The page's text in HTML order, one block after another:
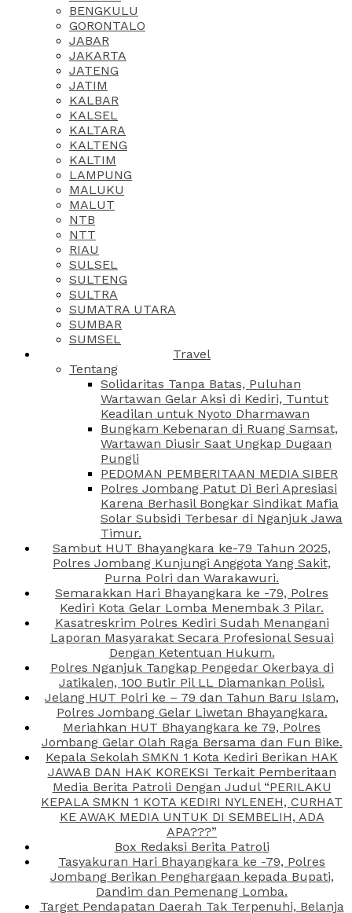
BENGKULU
GORONTALO
JABAR
JAKARTA
JATENG
JATIM
KALBAR
KALSEL
KALTARA
KALTENG
KALTIM
LAMPUNG
MALUKU
MALUT
NTB
NTT
RIAU
SULSEL
SULTENG
SULTRA
SUMATRA UTARA
SUMBAR
SUMSEL
Travel
Tentang
Solidaritas Tanpa Batas, Puluhan
Wartawan Gelar Aksi di Kediri, Tuntut
Keadilan untuk Nyoto Dharmawan
Bungkam Kebenaran di Ruang Samsat,
Wartawan Diusir Saat Ungkap Dugaan
Pungli
PEDOMAN PEMBERITAAN MEDIA SIBER
Polres Jombang Patut Di Beri Apresiasi
Karena Berhasil Bongkar Sindikat Mafia
Solar Subsidi Terbesar di Nganjuk Jawa
Timur.
Sambut HUT Bhayangkara ke-79 Tahun 2025,
Polres Jombang Kunjungi Anggota Yang Sakit,
Purna Polri dan Warakawuri.
Semarakkan Hari Bhayangkara ke -79, Polres
Kediri Kota Gelar Lomba Menembak 3 Pilar.
Kasatreskrim Polres Kediri Sudah Menangani
Laporan Masyarakat Secara Profesional Sesuai
Dengan Ketentuan Hukum.
Polres Nganjuk Tangkap Pengedar Okerbaya di
Jatikalen, 100 Butir Pil LL Diamankan Polisi.
Jelang HUT Polri ke – 79 dan Tahun Baru Islam,
Polres Jombang Gelar Liwetan Bhayangkara.
Meriahkan HUT Bhayangkara ke 79, Polres
Jombang Gelar Olah Raga Bersama dan Fun Bike.
Kepala Sekolah SMKN 1 Kota Kediri Berikan HAK
JAWAB DAN HAK KOREKSI Terkait Pemberitaan
Media Berita Patroli Dengan Judul “PERILAKU
KEPALA SMKN 1 KOTA KEDIRI NYLENEH, CURHAT
KE AWAK MEDIA UNTUK DI SEMBELIH, ADA
APA???”
Box Redaksi Berita Patroli
Tasyakuran Hari Bhayangkara ke -79, Polres
Jombang Berikan Penghargaan kepada Bupati,
Dandim dan Pemenang Lomba.
Target Pendapatan Daerah Tak Terpenuhi, Belanja